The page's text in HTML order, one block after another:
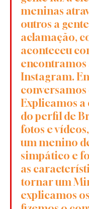
meninas
outros a
aclamação,
aconteceu
encontramos
Instagram.
conversamos
Explicamos a
do perfil de
fotos e
um menino
simpático e
as
tornar um
explicamos